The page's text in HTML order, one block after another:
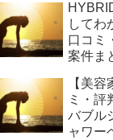
してわ
口コミ
案件ま
【美
ミ・評
バブル
ャワー